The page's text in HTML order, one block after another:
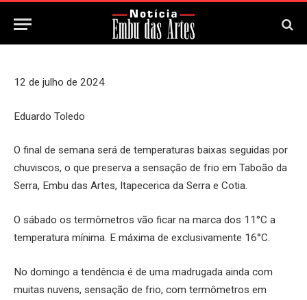
14 de Julho, 2024 Updated: 14 de Julho, 2024
12 de julho de 2024
Eduardo Toledo
O final de semana será de temperaturas baixas seguidas por
chuviscos, o que preserva a sensação de frio em Taboão da
Serra, Embu das Artes, Itapecerica da Serra e Cotia.
O sábado os termômetros vão ficar na marca dos 11°C a
temperatura mínima. E máxima de exclusivamente 16°C.
No domingo a tendência é de uma madrugada ainda com
muitas nuvens, sensação de frio, com termômetros em